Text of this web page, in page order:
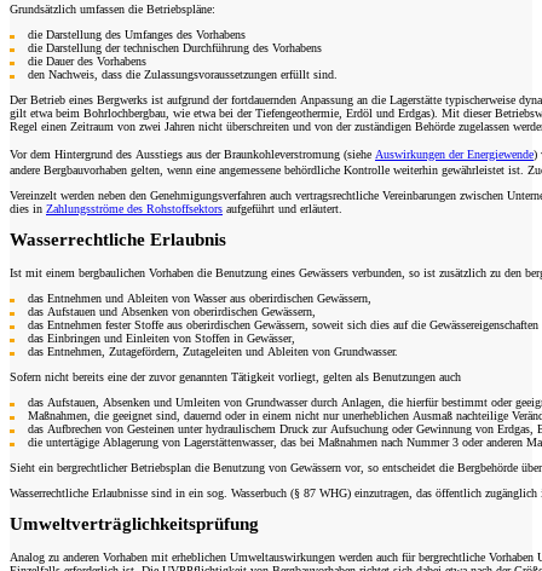
Grundsätzlich umfassen die Betriebspläne:
die Darstellung des Umfanges des Vorhabens
die Darstellung der technischen Durchführung des Vorhabens
die Dauer des Vorhabens
den Nachweis, dass die Zulassungsvoraussetzungen erfüllt sind.
Der Betrieb eines Bergwerks ist aufgrund der fortdauernden Anpassung an die Lagerstätte typischerweise
gilt etwa beim Bohrlochbergbau, wie etwa bei der Tiefengeothermie, Erdöl­ und Erdgas). Mit dieser
Regel einen Zeitraum von zwei Jahren nicht überschreiten und von der zuständigen Behörde zugelassen
Vor dem Hintergrund des Ausstiegs aus der Braunkohleverstromung (siehe Auswirkungen der Energiewende)
andere Bergbauvorhaben gelten, wenn eine angemessene behördliche Kontrolle weiterhin gewährleistet
Vereinzelt werden neben den Genehmigungsverfahren auch vertragsrechtliche Vereinbarungen zwischen
dies in Zahlungsströme des Rohstoffsektors aufgeführt und erläutert.
Wasserrechtliche Erlaubnis
Ist mit einem bergbaulichen Vorhaben die Benutzung eines Gewässers verbunden, so ist zusätzlich zu den
das Entnehmen und Ableiten von Wasser aus oberirdischen Gewässern,
das Aufstauen und Absenken von oberirdischen Gewässern,
das Entnehmen fester Stoffe aus oberirdischen Gewässern, soweit sich dies auf die
das Einbringen und Einleiten von Stoffen in Gewässer,
das Entnehmen, Zutagefördern, Zutageleiten und Ableiten von Grundwasser.
Sofern nicht bereits eine der zuvor genannten Tätigkeit vorliegt, gelten als Benutzungen auch
das Aufstauen, Absenken und Umleiten von Grundwasser durch Anlagen, die hierfür bestimmt oder
Maßnahmen, die geeignet sind, dauernd oder in einem nicht nur unerheblichen Ausmaß nachteilige
das Aufbrechen von Gesteinen unter hydraulischem Druck zur Aufsuchung oder Gewinnung von
die untertägige Ablagerung von Lagerstättenwasser, das bei Maßnahmen nach Nummer 3 oder anderen
Sieht ein bergrechtlicher Betriebsplan die Benutzung von Gewässern vor, so entscheidet die Bergbehörde
Wasserrechtliche Erlaubnisse sind in ein sog. Wasserbuch (§ 87 WHG) einzutragen, das öffentlich
Umweltverträglichkeitsprüfung
Analog zu anderen Vorhaben mit erheblichen Umweltauswirkungen werden auch für bergrechtliche